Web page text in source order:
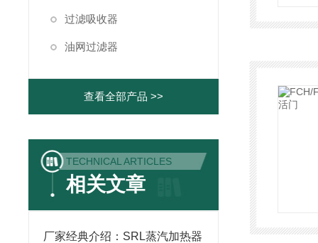
过滤吸收器
油网过滤器
查看全部产品 >>
TECHNICAL ARTICLES
相关文章
厂家经典介绍：SRL蒸汽加热器